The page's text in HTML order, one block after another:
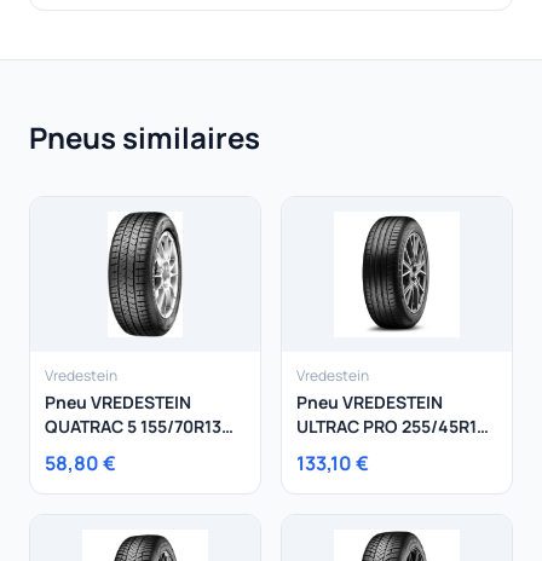
Pneus similaires
Vredestein
Pneu VREDESTEIN
QUATRAC 5 155/70R13
75T
58,80 €
Vredestein
Pneu VREDESTEIN
ULTRAC PRO 255/45R18
103Y
133,10 €